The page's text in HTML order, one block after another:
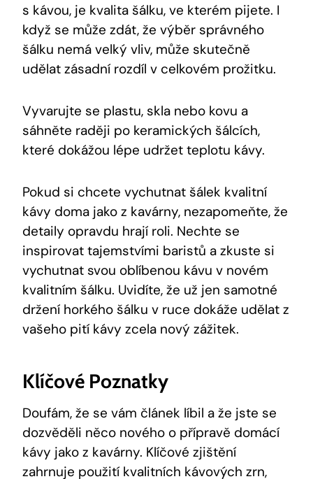
s kávou, je kvalita šálku, ve kterém pijete. I
když se může zdát, že výběr správného
šálku nemá velký vliv, může skutečně
udělat zásadní rozdíl v celkovém prožitku.
Vyvarujte se plastu, skla nebo kovu a
sáhněte raději po keramických šálcích,
které dokážou lépe udržet teplotu kávy.
Pokud si chcete vychutnat šálek kvalitní
kávy doma jako z kavárny, nezapomeňte, že
detaily opravdu hrají roli. Nechte se
inspirovat tajemstvími baristů a zkuste si
vychutnat svou oblíbenou kávu v novém
kvalitním šálku. Uvidíte, že už jen samotné
držení horkého šálku v ruce dokáže udělat z
vašeho pití kávy zcela nový zážitek.
Klíčové Poznatky
Doufám, že se vám článek líbil a že jste se
dozvěděli něco nového o přípravě domácí
kávy jako z kavárny. Klíčové zjištění
zahrnuje použití kvalitních kávových zrn,